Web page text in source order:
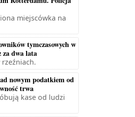
miejscówka na
tymczasowych w
za dwa lata
nowym podatkiem od
trwa
kase od ludzi